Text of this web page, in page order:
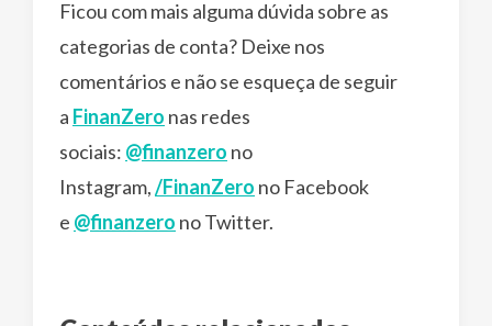
Ficou com mais alguma dúvida sobre as
categorias de conta? Deixe nos
comentários e não se esqueça de seguir
a FinanZero nas redes
sociais: @finanzero no
Instagram,/FinanZero no Facebook
e @finanzero no Twitter.